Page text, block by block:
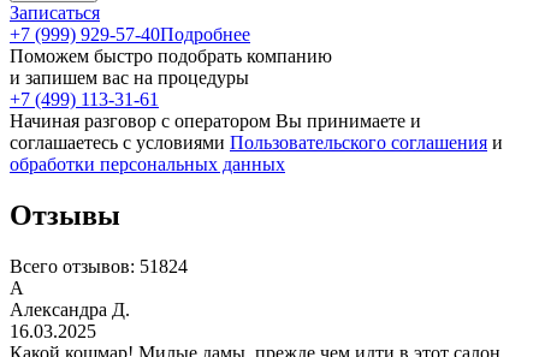
Записаться
+7 (999) 929-57-40Подробнее
Поможем быстро подобрать компанию
и запишем вас на процедуры
+7 (499) 113-31-61
Начиная разговор с оператором Вы принимаете и
соглашаетесь с условиями Пользовательского соглашения и
обработки персональных данных
Отзывы
Всего отзывов: 51824
А
Александра Д.
16.03.2025
Какой кошмар! Милые дамы, прежде чем идти в этот салон,